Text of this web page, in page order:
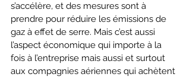
s’accélère, et des mesures sont à
prendre pour réduire les émissions de
gaz à effet de serre. Mais c’est aussi
l’aspect économique qui importe à la
fois à l’entreprise mais aussi et surtout
aux compagnies aériennes qui achètent